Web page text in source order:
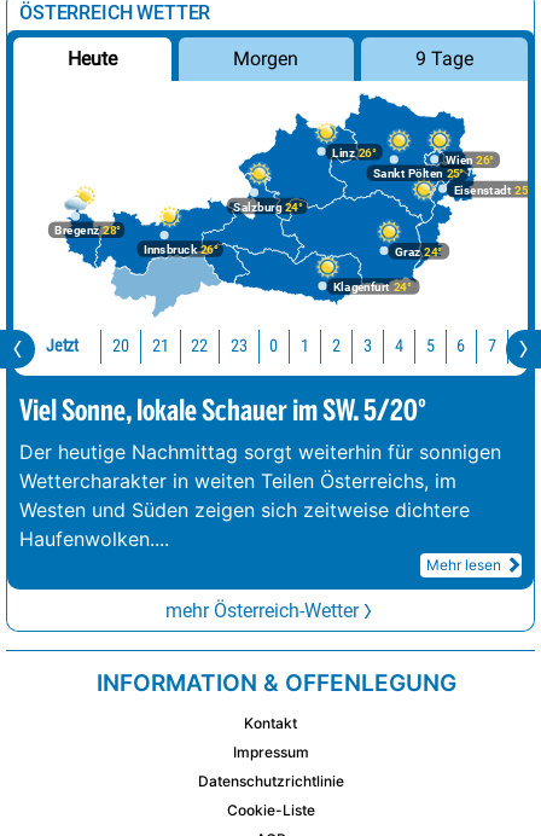
ÖSTERREICH WETTER
Heute Morgen 9 Tage
Bregenz28°
Graz24°
Innsbruck26°
Klagenfurt 24°
Linz26°
Salzburg24°
Wien 26°
Eisenstadt 25°
Sankt Pölten 25°
Jetzt 20 21 22 23 0 1 2 3 4 5 6 7 8
Viel Sonne, lokale Schauer im SW. 5/20°
Der heutige Nachmittag sorgt weiterhin für sonnigen
Wettercharakter in weiten Teilen Österreichs, im
Westen und Süden zeigen sich zeitweise dichtere
Haufenwolken....
Mehr lesen
mehr Österreich-Wetter
INFORMATION & OFFENLEGUNG
Kontakt
Impressum
Datenschutzrichtlinie
Cookie-Liste